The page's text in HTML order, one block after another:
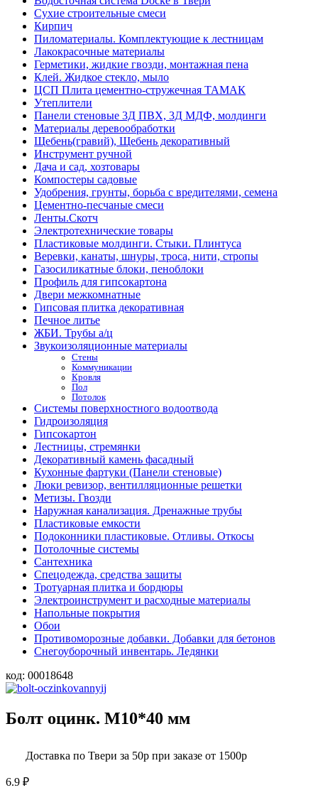
Сухие строительные смеси
Кирпич
Пиломатериалы. Комплектующие к лестницам
Лакокрасочные материалы
Герметики, жидкие гвозди, монтажная пена
Клей. Жидкое стекло, мыло
ЦСП Плита цементно-стружечная ТАМАК
Утеплители
Панели стеновые 3Д ПВХ, 3Д МДФ, молдинги
Материалы деревообработки
Щебень(гравий), Щебень декоративный
Инструмент ручной
Дача и сад, хозтовары
Компостеры садовые
Удобрения, грунты, борьба с вредителями, семена
Цементно-песчаные смеси
Ленты.Скотч
Электротехнические товары
Пластиковые молдинги. Стыки. Плинтуса
Веревки, канаты, шнуры, троса, нити, стропы
Газосиликатные блоки, пеноблоки
Профиль для гипсокартона
Двери межкомнатные
Гипсовая плитка декоративная
Печное литье
ЖБИ. Трубы а/ц
Звукоизоляционные материалы
Стены
Коммуникации
Кровля
Пол
Потолок
Системы поверхностного водоотвода
Гидроизоляция
Гипсокартон
Лестницы, стремянки
Декоративный камень фасадный
Кухонные фартуки (Панели стеновые)
Люки ревизор, вентилляционные решетки
Метизы. Гвозди
Наружная канализация. Дренажные трубы
Пластиковые емкости
Подоконники пластиковые. Отливы. Откосы
Потолочные системы
Сантехника
Спецодежда, средства защиты
Тротуарная плитка и бордюры
Электроинструмент и расходные материалы
Напольные покрытия
Обои
Противоморозные добавки. Добавки для бетонов
Снегоуборочный инвентарь. Ледянки
код: 00018648
Болт оцинк. М10*40 мм
Доставка по Твери за 50р при заказе от 1500р
6.9 ₽